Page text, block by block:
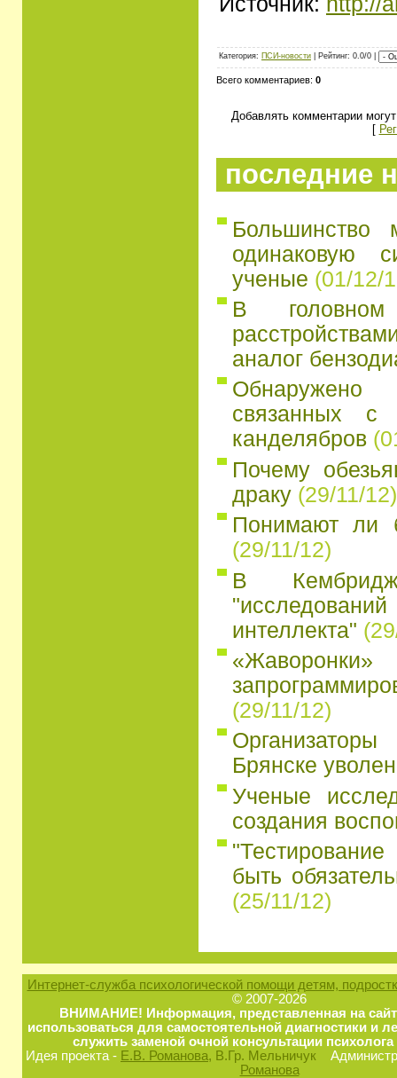
Категория: ПСИ-новости | Рейтинг: 0.0/0 |
Всего комментариев: 0
Добавлять комментарии
[
последние
Большинство
одинаковую
ученые (01/12/
В
аналог
связанных с
канделябров
Почему
драку (29/11/12)
Понимают ли
(29/11/12)
В
интеллекта"
(29/11/12)
Брянске
Ученые
создания
быть
(25/11/12)
Интернет-служба психологической помощи детям,
© 2007-2026
ВНИМАНИЕ! Информация, представленная на
использоваться для самостоятельной диагностики и
служить заменой очной консультации
Идея проекта - Е.В. Романова, В.Гр. Мельничук
Романова